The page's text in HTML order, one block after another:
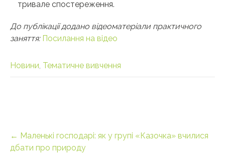
тривале спостереження.
До публікації додано відеоматеріали практичного
заняття: Посилання на відео
Новини, Тематичне вивчення
Post
navigation
← Маленькі господарі: як у групі «Казочка» вчилися
дбати про природу